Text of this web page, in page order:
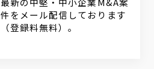
件をメール配信しております
（登録料無料）。